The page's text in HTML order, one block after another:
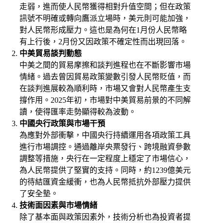
走弱，進而使人民幣獲得相對升值空間；但在政策
訊號不明確或轉向鷹派立場時，美元則可能加強，
對人民幣形成壓力。這也是為何在1月份人民幣略
有上行後，2月份又因政策不確定性而出現回落。
中美貿易談判動態
中美之間的貿易摩擦和談判進程也在不斷影響市場
情緒。過去曾因貿易政策變數引發人民幣貶值，而
在談判進展較為順利時，市場又會對人民幣產生支
撐作用。2025年初，市場對中美貿易前景的不同解
讀，使得匯率走勢顯得較為波動。
中國央行政策與市場干預
為應對外部衝擊，中國央行持續運用各項政策工具
進行市場調控。通過離岸央票發行、跨境融資參數
調整等措施，央行在一定程度上穩定了市場信心，
為人民幣提供了堅實的支持。同時，約1239億美元
的待結匯資金緩衝，也為人民幣抵抗外部壓力提供
了安全墊。
技術面因素與市場情緒
除了基本面與政策因素外，技術分析也為投資者提